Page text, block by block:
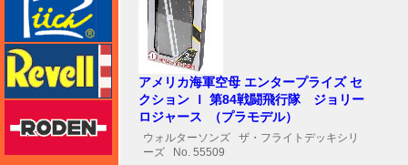
アメリカ海軍空母 エンタープライズ セ
クション Ｉ 第84戦闘飛行隊 ジョリー
ロジャース （プラモデル）
ウォルターソンズ
ザ・フライトデッキシリ
ーズ No. 55509
ローデン